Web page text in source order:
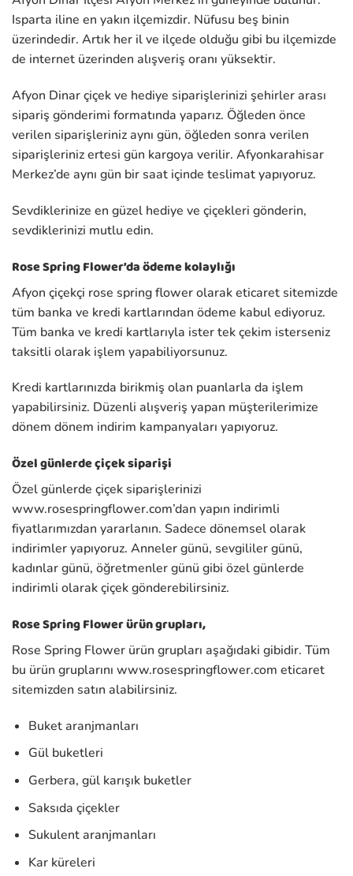
Isparta iline en yakın ilçemizdir. Nüfusu beş binin
üzerindedir. Artık her il ve ilçede olduğu gibi bu ilçemizde
de internet üzerinden alışveriş oranı yüksektir.
Afyon Dinar çiçek ve hediye siparişlerinizi şehirler arası
sipariş gönderimi formatında yaparız. Öğleden önce
verilen siparişleriniz aynı gün, öğleden sonra verilen
siparişleriniz ertesi gün kargoya verilir. Afyonkarahisar
Merkez’de aynı gün bir saat içinde teslimat yapıyoruz.
Sevdiklerinize en güzel hediye ve çiçekleri gönderin,
sevdiklerinizi mutlu edin.
Rose Spring Flower’da ödeme kolaylığı
Afyon çiçekçi rose spring flower olarak eticaret sitemizde
tüm banka ve kredi kartlarından ödeme kabul ediyoruz.
Tüm banka ve kredi kartlarıyla ister tek çekim isterseniz
taksitli olarak işlem yapabiliyorsunuz.
Kredi kartlarınızda birikmiş olan puanlarla da işlem
yapabilirsiniz. Düzenli alışveriş yapan müşterilerimize
dönem dönem indirim kampanyaları yapıyoruz.
Özel günlerde çiçek siparişi
Özel günlerde çiçek siparişlerinizi
www.rosespringflower.com’dan yapın indirimli
fiyatlarımızdan yararlanın. Sadece dönemsel olarak
indirimler yapıyoruz. Anneler günü, sevgililer günü,
kadınlar günü, öğretmenler günü gibi özel günlerde
indirimli olarak çiçek gönderebilirsiniz.
Rose Spring Flower ürün grupları,
Rose Spring Flower ürün grupları aşağıdaki gibidir. Tüm
bu ürün gruplarını www.rosespringflower.com eticaret
sitemizden satın alabilirsiniz.
Buket aranjmanları
Gül buketleri
Gerbera, gül karışık buketler
Saksıda çiçekler
Sukulent aranjmanları
Kar küreleri